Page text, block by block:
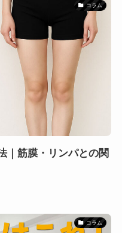
コラム
｜筋膜・リンパとの関
コラム